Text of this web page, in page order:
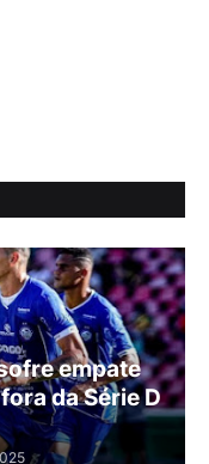
empate
da Série D